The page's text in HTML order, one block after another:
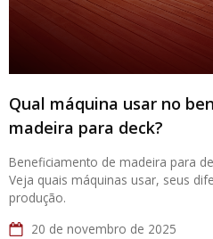
Qual máquina usar no
madeira para deck?
Beneficiamento de madeira para
Veja quais máquinas usar, seus
produção.
20 de novembro de 2025